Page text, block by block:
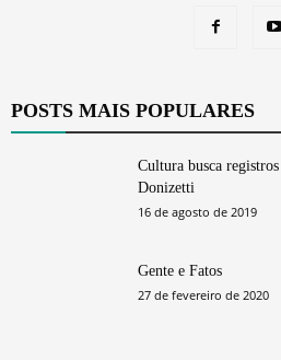
POSTS MAIS POPULARES
Cultura busca registros
Donizetti
16 de agosto de 2019
Gente e Fatos
27 de fevereiro de 2020